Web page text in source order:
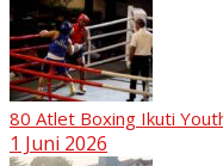
80 Atlet Boxing Ikuti
1 Juni 2026